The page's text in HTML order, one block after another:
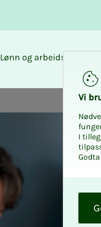
Lønn og arbeidsforhold
Vi
I